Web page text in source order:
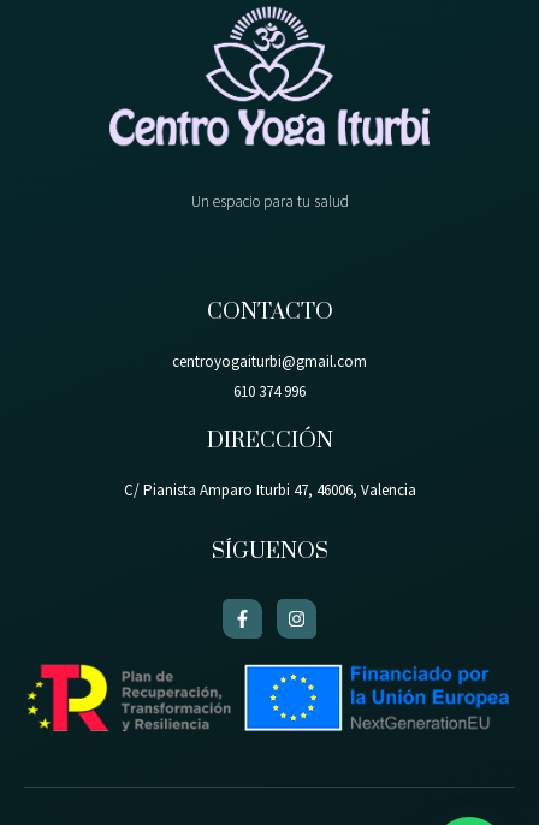
Un espacio para tu salud
CONTACTO
centroyogaiturbi@gmail.com
610 374 996
DIRECCIÓN
C/ Pianista Amparo Iturbi 47, 46006, Valencia
SÍGUENOS